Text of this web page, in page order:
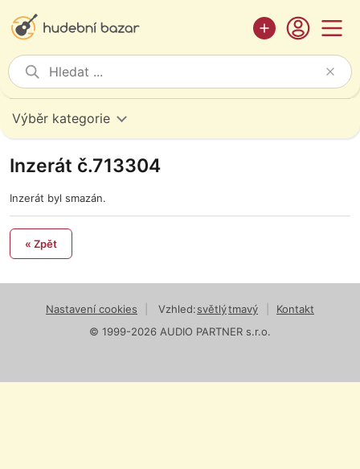
Výběr kategorie
Inzerát č.713304
Inzerát byl smazán.
« Zpět
Nastavení cookies Vzhled:světlýtmavý
Kontakt
© 1999-2026 AUDIO PARTNER s.r.o.